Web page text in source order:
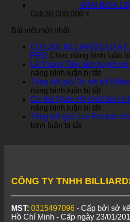
BÀN BIDA
Giá:30,000,000 ₫
Bài viết mới nhất
CLB JOL BILLIARDS LỰA
PRO Chức năng bình luận
Lê Thành Tiến tâm huyết
năng bình luận bị tắtở
Lê
Thành
Tiến
tâm
huyết
Tổng kết giải 3c nội bộ
năng bình luận bị tắtở
Tổng
kết
giải
Cơ thủ Quốc Hồ chốt đơn 6
năng bình luận bị tắtở
Cơ
bàn
3C
Lux
Pro
Tổng kết giải Lux Pro bán
bình luận bị tắtở
bán
chuyên
lần
4
CÔNG TY TNHH
MST: 0315497096 - Cấp bởi sở
Hồ Chí Minh - Cấp ngày 23/01/